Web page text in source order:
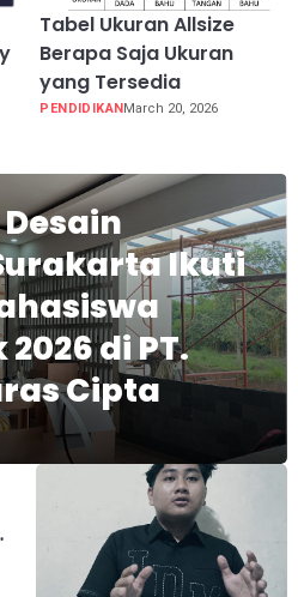
Tabel Ukuran Allsize
Berapa Saja Ukuran
yang Tersedia
PENDIDIKANMarch 20, 2026
Ikuti
di PT.
Cipta